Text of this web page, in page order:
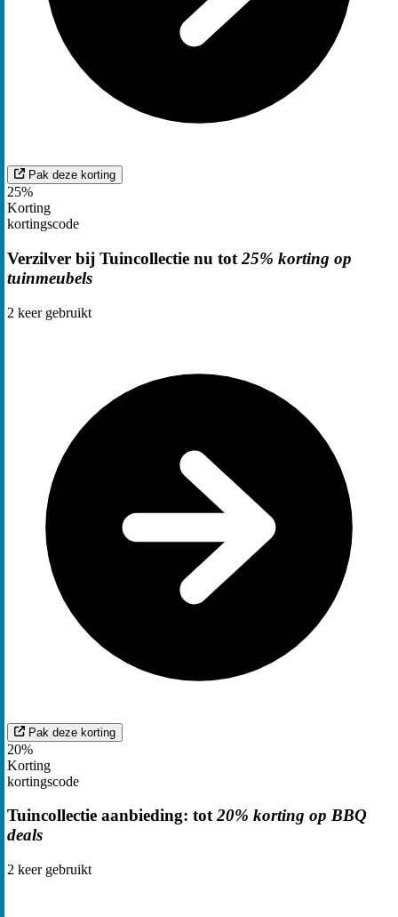
Pak deze korting
25%
Korting
kortingscode
Verzilver bij Tuincollectie nu tot 25% korting op
tuinmeubels
2 keer gebruikt
Pak deze korting
20%
Korting
kortingscode
Tuincollectie aanbieding: tot20% korting op BBQ
deals
2 keer gebruikt